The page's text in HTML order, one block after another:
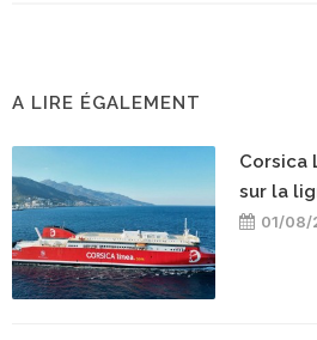
A LIRE ÉGALEMENT
Corsica
sur la
01/08/